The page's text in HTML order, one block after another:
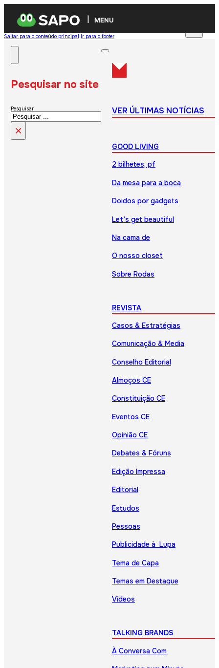
MENU
Saltar para o conteúdo principal Ir para o footer
Pesquisar no site
Pesquisar
×
VER ÚLTIMAS NOTÍCIAS
GOOD LIVING
2 bilhetes, pf
Da mesa para a boca
Doidos por gadgets
Let’s get beautiful
Na cama de
O nosso closet
Sobre Rodas
REVISTA
Casos & Estratégias
Comunicação & Media
Conselho Editorial
Almoços CE
Constituição CE
Eventos CE
Opinião CE
Debates & Fóruns
Edição Impressa
Editorial
Estudos
Pessoas
Publicidade à Lupa
Tema de Capa
Temas em Destaque
Vídeos
TALKING BRANDS
À Conversa Com